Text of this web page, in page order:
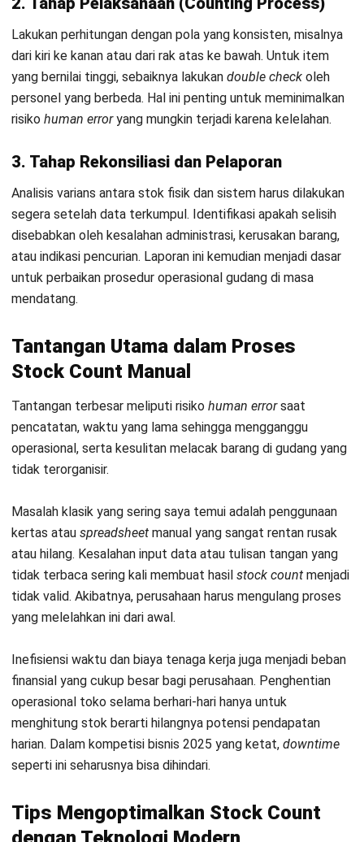
finansial yang cukup besar bagi perusahaan. Penghentian
operasional toko selama berhari-hari hanya untuk
menghitung stok berarti hilangnya potensi pendapatan
harian. Dalam kompetisi bisnis 2025 yang ketat,downtime
seperti ini seharusnya bisa dihindari.
dengan Teknologi Modern
Optimalisasi dapat dilakukan denganmengadopsi teknologi
Barcode/QR Code, menggunakan perangkat seluler (mobile
apps), dan mengintegrasikan proses dengan sistem ERP
untuk pembaruan data real-time
Penerapan teknologi seperti
dibandingkan cara manual. Teknologi ini menghilangkan
faktor kesalahan input manusia karena data langsung
yang jauh lebih presisi dalam waktu yang jauh lebih singkat.
Sistem manajemen inventaris berbasiscloudmemungkinkan
manajer memantau progres perhitungan stok dari mana saja.
untuk mengawasi tim. Dasbor pusat akan menyajikan data
pergerakan stok secara real-timeuntuk pengambilan
keputusan yang cepat.
1. Integrasi Barcode dan QR Code
memasukkan data kuantitas dan varian ke dalam sistem
pusat. Ini mengurangi waktu pencatatan manual yang
membosankan dan mempercepat verifikasi varian produk
yang kompleks. Menurut studi dariInvestopedia,
otomatisasi semacam ini drastis mengurangi kesalahan
pencatatan.
2. Pemanfaatan Mobile Apps untuk Stock
Taking